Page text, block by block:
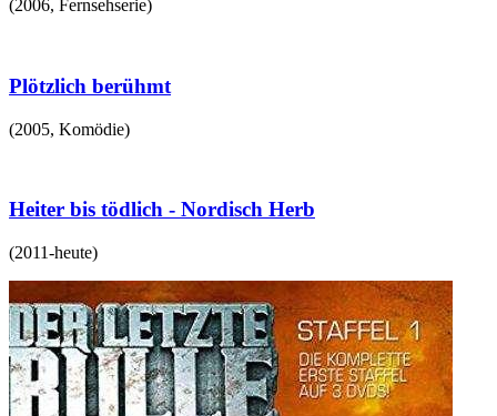
(2006, Fernsehserie)
Plötzlich berühmt
(2005, Komödie)
Heiter bis tödlich - Nordisch Herb
(2011-heute)